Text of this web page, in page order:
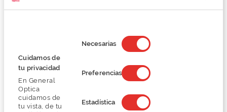
Cuidamos de
tu privacidad
En General
Optica
cuidamos de
tu vista, de tu
de
consentimiento
Necesarias
Preferencias
Estadística
Sting VSJ731
76,12 €
101,50 €